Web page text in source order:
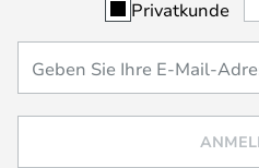
Privatkunde